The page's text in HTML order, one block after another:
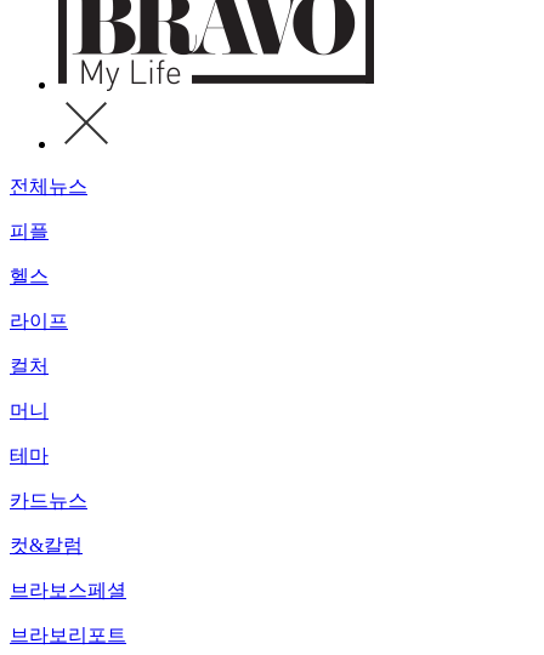
전체뉴스
피플
헬스
라이프
컬처
머니
테마
카드뉴스
컷&칼럼
브라보스페셜
브라보리포트